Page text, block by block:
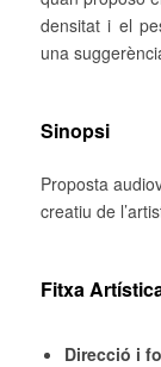
densitat i el
una
Sinopsi
Proposta
creatiu de
Fitxa
Direcció i